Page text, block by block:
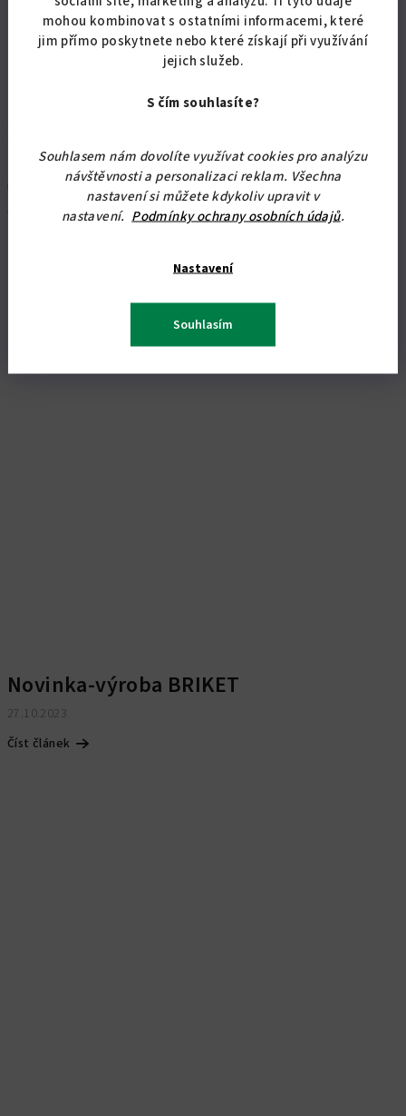
mohou kombinovat s ostatními informacemi, které
jim přímo poskytnete nebo které získají při využívání
jejich služeb.
S čím souhlasíte?
Souhlasem nám dovolíte využívat cookies pro analýzu
návštěvnosti a personalizaci reklam. Všechna
nastavení si můžete kdykoliv upravit v
nastavení. Podmínky ochrany osobních údajů.
Nastavení
Souhlasím
Jak správně vybrat matraci
Jak správně vybrat matraci? Spánek je pro naše tělo a mysl
nesmírně důležitý. Abychom se cítili vzh...
Číst článek
Novinka-výroba BRIKET
27.10.2023
Číst článek